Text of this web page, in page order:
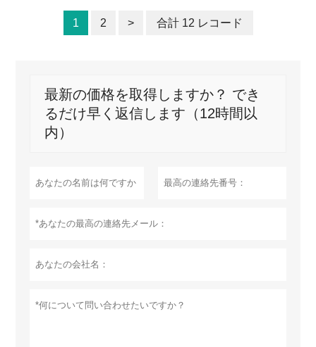
1 2 > 合計 12 レコード
最新の価格を取得しますか？ でき
るだけ早く返信します（12時間以
内）